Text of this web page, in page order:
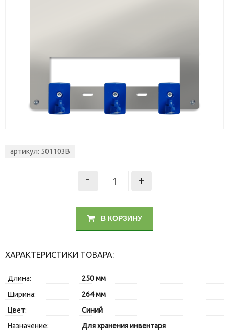
артикул: 501103B
- +
В КОРЗИНУ
ХАРАКТЕРИСТИКИ ТОВАРА:
Длина:
250 мм
Ширина:
264 мм
Цвет:
Синий
Назначение:
Для хранения инвентаря